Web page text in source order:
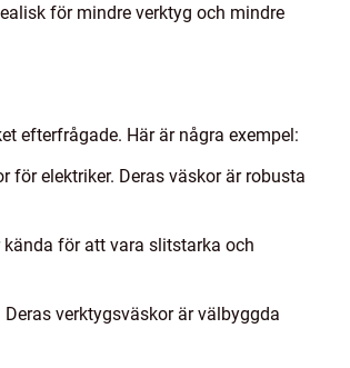
för mindre verktyg och mindre
efterfrågade. Här är några exempel:
elektriker. Deras väskor är robusta
för att vara slitstarka och
verktygsväskor är välbyggda